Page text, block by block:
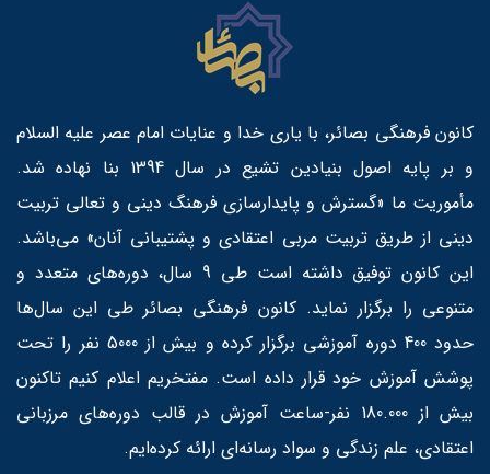
کانون فرهنگی بصائر، با یاری خدا و عنایات امام عصر علیه السلام
و بر پایه اصول بنیادین تشیع در سال 1394 بنا نهاده شد.
مأموریت ما «گسترش و پایدارسازی فرهنگ دینی و تعالی تربیت
دینی از طریق تربیت مربی اعتقادی و پشتیبانی آنان» می‌باشد.
این کانون توفیق داشته است طی 9 سال، دوره‌های متعدد و
متنوعی را برگزار نماید. کانون فرهنگی بصائر طی این سال‌ها
حدود 400 دوره آموزشی برگزار کرده و بیش از 5000 نفر را تحت
پوشش آموزش خود قرار داده است. مفتخریم اعلام کنیم تاکنون
بیش از 180.000 نفر-ساعت آموزش در قالب دوره‌های مرزبانی
اعتقادی، علم زندگی و سواد رسانه‌ای ارائه کرده‌ایم.